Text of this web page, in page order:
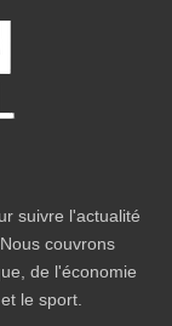
suivre l'actualité
couvrons
de l'économie
le sport.